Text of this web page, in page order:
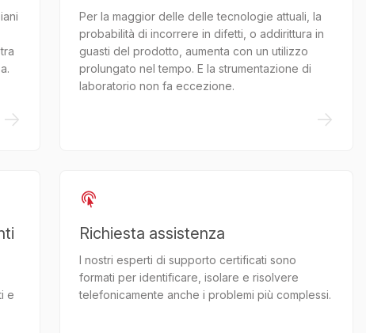
->
Per la maggior delle delle tecnologie attuali, la
probabilità di incorrere in difetti, o addirittura in
guasti del prodotto, aumenta con un utilizzo
prolungato nel tempo. E la strumentazione di
laboratorio non fa eccezione.
->
e
Richiesta assistenza
I nostri esperti di supporto certificati sono
formati per identificare, isolare e risolvere
telefonicamente anche i problemi più complessi.